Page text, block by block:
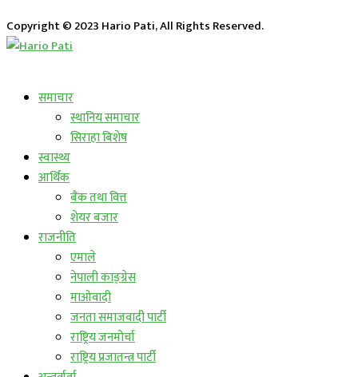
Copyright © 2023 Hario Pati, All Rights Reserved.
समाचार
स्थानिय समाचार
सिराहा बिशेष
स्वास्थ्य
आर्थिक
बैंक तथा वित्त
शेयर बजार
राजनीति
एमाले
नेपाली काङ्ग्रेस
माओवादी
जनता समाजवादी पार्टी
राष्ट्रिय जनमोर्चा
राष्ट्रिय प्रजातन्त्र पार्टी